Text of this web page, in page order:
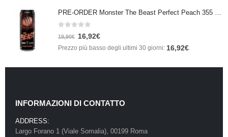
PRE-ORDER Monster The Beast Perfect Peach 355 ml IN ARRIVO ENTRO IL 21 SETTEMBRE
Su 5
19,90€ 16,92€
Prezzo più basso degli ultimi 30 giorni: 16,92€
INFORMAZIONI DI CONTATTO
ADDRESS:
Largo Forano 1 (Viale Somalia), 00199 Roma